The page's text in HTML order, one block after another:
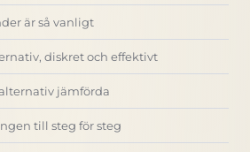
är så vanligt
diskret och effektivt
jämförda
till steg för steg